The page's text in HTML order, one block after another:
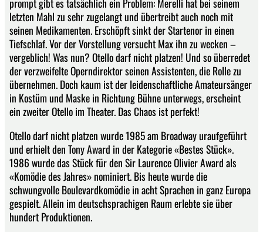
letzten Mahl zu sehr zugelangt und übertreibt auch noch mit
seinen Medikamenten. Erschöpft sinkt der Startenor in einen
Tiefschlaf. Vor der Vorstellung versucht Max ihn zu wecken –
vergeblich! Was nun? Otello darf nicht platzen! Und so überredet
der verzweifelte Operndirektor seinen Assistenten, die Rolle zu
übernehmen. Doch kaum ist der leidenschaftliche Amateursänger
in Kostüm und Maske in Richtung Bühne unterwegs, erscheint
ein zweiter Otello im Theater. Das Chaos ist perfekt!
Otello darf nicht platzen wurde 1985 am Broadway uraufgeführt
und erhielt den Tony Award in der Kategorie «Bestes Stück».
1986 wurde das Stück für den Sir Laurence Olivier Award als
«Komödie des Jahres» nominiert. Bis heute wurde die
schwungvolle Boulevardkomödie in acht Sprachen in ganz Europa
gespielt. Allein im deutschsprachigen Raum erlebte sie über
hundert Produktionen.